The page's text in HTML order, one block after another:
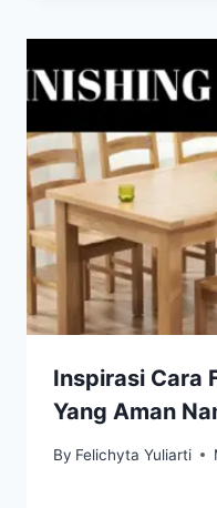
Inspirasi Cara
Yang Aman
By Felichyta Yuliarti